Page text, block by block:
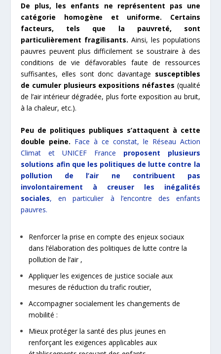
De plus, les enfants ne représentent pas une
catégorie homogène et uniforme. Certains
facteurs, tels que la pauvreté, sont
particulièrement fragilisants. Ainsi, les populations
pauvres peuvent plus difficilement se soustraire à des
conditions de vie défavorables faute de ressources
suffisantes, elles sont donc davantage susceptibles
de cumuler plusieurs expositions néfastes (qualité
de l’air intérieur dégradée, plus forte exposition au bruit,
à la chaleur, etc.).
Peu de politiques publiques s’attaquent à cette
double peine. Face à ce constat, le Réseau Action
Climat et UNICEF France proposent plusieurs
solutions afin que les politiques de lutte contre la
pollution de l’air ne contribuent pas
involontairement à creuser les inégalités
sociales, en particulier à l’encontre des enfants
pauvres.
Renforcer la prise en compte des enjeux sociaux
dans l’élaboration des politiques de lutte contre la
pollution de l’air ,
Appliquer les exigences de justice sociale aux
mesures de réduction du trafic routier,
Accompagner socialement les changements de
mobilité :
Mieux protéger la santé des plus jeunes en
renforçant les exigences applicables aux